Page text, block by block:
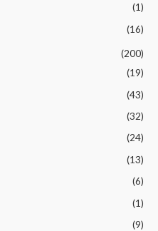
(1)
(16)
(200)
(19)
(43)
(32)
(24)
(13)
(6)
(1)
(9)